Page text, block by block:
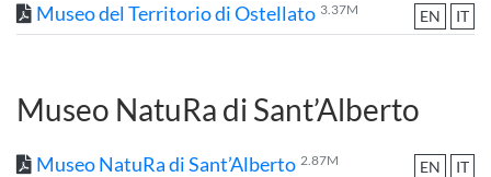
Museo del Territorio di Ostellato 3.37M IT
EN
Museo NatuRa di Sant’Alberto
Museo NatuRa di Sant’Alberto 2.87M IT
EN